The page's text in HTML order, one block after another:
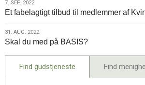
7.
sep.
2022
7. SEP. 2022
Et fabelagtigt tilbud til medlemmer af
31.
aug.
2022
31. AUG. 2022
Skal du med på BASIS?
Find gudstjeneste Find